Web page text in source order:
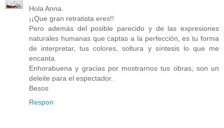
Hola Anna.
¡¡Que gran retratista eres!!
Pero además del posible parecido y de las expresiones
naturales humanas que captas a la perfección, es tu forma
de interpretar, tus colores, soltura y síntesis lo que me
encanta.
Enhorabuena y gracias por mostrarnos tus obras, son un
deleite para el espectador.
Besos
Respon